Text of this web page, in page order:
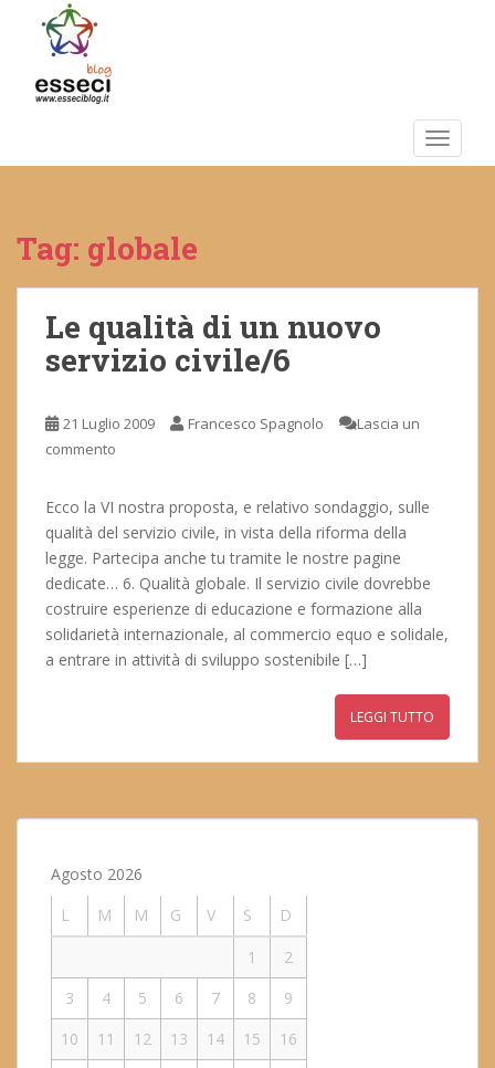
m
Tag: globale
Le qualità di un nuovo
servizio civile/6
21 Luglio 2009 Francesco Spagnolo
Lascia un
commento
Ecco la VI nostra proposta, e relativo sondaggio, sulle
qualità del servizio civile, in vista della riforma della
legge. Partecipa anche tu tramite le nostre pagine
dedicate… 6. Qualità globale. Il servizio civile dovrebbe
costruire esperienze di educazione e formazione alla
solidarietà internazionale, al commercio equo e solidale,
a entrare in attività di sviluppo sostenibile […]
LEGGI TUTTO
Agosto 2026
L
M M G V S
D
1
2
3
4 5 6 7 8
9
10
11 12 13 14 15
16